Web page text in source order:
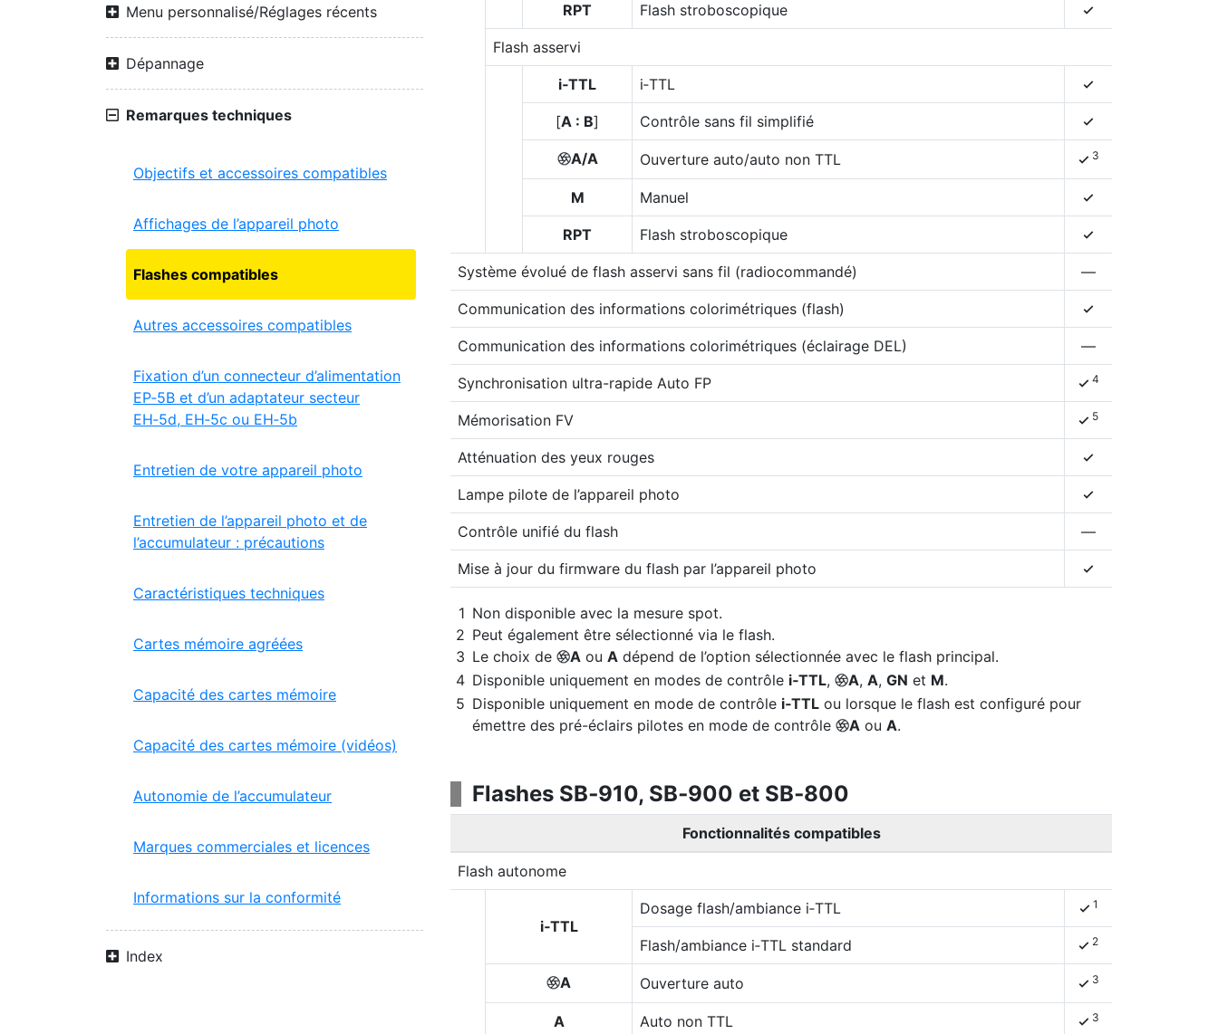
Menu personnalisé/Réglages récents
Dépannage
Remarques techniques
Objectifs et accessoires compatibles
Affichages de l’appareil photo
Flashes compatibles
Autres accessoires compatibles
Fixation d’un connecteur d’alimentation
EP‑5B et d’un adaptateur secteur
EH‑5d, EH‑5c ou EH‑5b
Entretien de votre appareil photo
Entretien de l’appareil photo et de
l’accumulateur : précautions
Caractéristiques techniques
Cartes mémoire agréées
Capacité des cartes mémoire
Capacité des cartes mémoire (vidéos)
Autonomie de l’accumulateur
Marques commerciales et licences
Informations sur la conformité
Index
RPT Flash stroboscopique 4
Flash asservi
i‑TTL i‑TTL 4
[A : B] Contrôle sans fil simplifié 4
qA/A Ouverture auto/auto non TTL 43
M Manuel 4
RPT Flash stroboscopique 4
Système évolué de flash asservi sans fil (radiocommandé) —
Communication des informations colorimétriques (flash) 4
Communication des informations colorimétriques (éclairage DEL) —
Synchronisation ultra-rapide Auto FP 44
Mémorisation FV 4 5
Atténuation des yeux rouges 4
Lampe pilote de l’appareil photo 4
Contrôle unifié du flash —
Mise à jour du firmware du flash par l’appareil photo 4
Non disponible avec la mesure spot.
Peut également être sélectionné via le flash.
Le choix de qA ou A dépend de l’option sélectionnée avec le flash principal.
Disponible uniquement en modes de contrôle i‑TTL, qA, A, GN et M.
Disponible uniquement en mode de contrôle i‑TTL ou lorsque le flash est configuré pour
émettre des pré-éclairs pilotes en mode de contrôle qA ou A.
Flashes SB‑910, SB‑900 et SB‑800
Fonctionnalités compatibles
Flash autonome
i‑TTL
Dosage flash/ambiance i‑TTL 41
Flash/ambiance i‑TTL standard 4 2
qA Ouverture auto 43
A Auto non TTL 43